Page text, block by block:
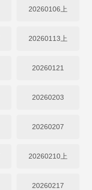
20260106上
20260113上
20260121
20260203
20260207
20260210上
20260217